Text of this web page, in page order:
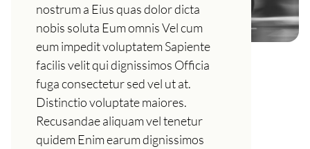
nostrum a Eius quas dolor dicta
nobis soluta Eum omnis Vel cum
eum impedit voluptatem Sapiente
facilis velit qui dignissimos Officia
fuga consectetur sed vel ut at.
Distinctio voluptate maiores.
Recusandae aliquam vel tenetur
quidem Enim earum dignissimos